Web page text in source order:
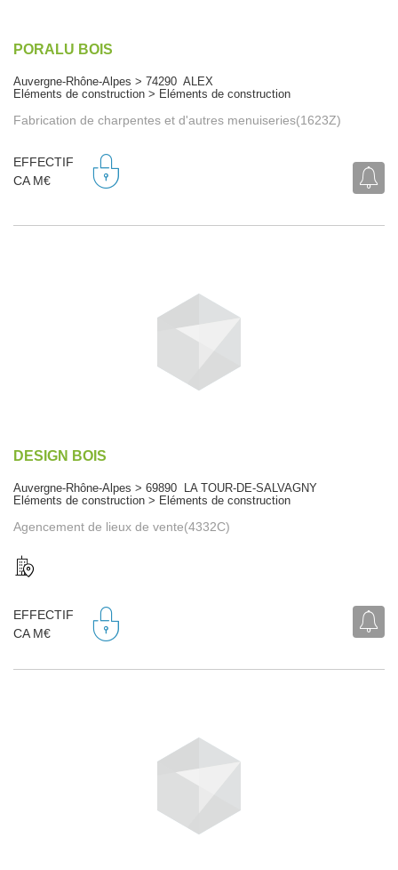
PORALU BOIS
Auvergne-Rhône-Alpes > 74290 ALEX
Eléments de construction > Eléments de construction
Fabrication de charpentes et d'autres menuiseries(1623Z)
EFFECTIF
CA M€
DESIGN BOIS
Auvergne-Rhône-Alpes > 69890 LA TOUR-DE-SALVAGNY
Eléments de construction > Eléments de construction
Agencement de lieux de vente(4332C)
EFFECTIF
CA M€